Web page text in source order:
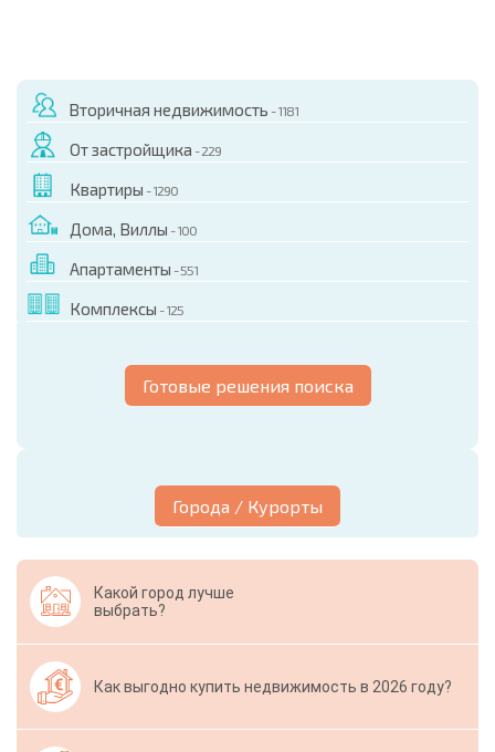
Вторичная недвижимость - 1181
От застройщика - 229
Квартиры - 1290
Дома, Виллы - 100
Апартаменты - 551
Комплексы - 125
Готовые решения поиска
Города / Курорты
Какой город лучше
выбрать?
Как выгодно купить недвижимость в 2026 году?